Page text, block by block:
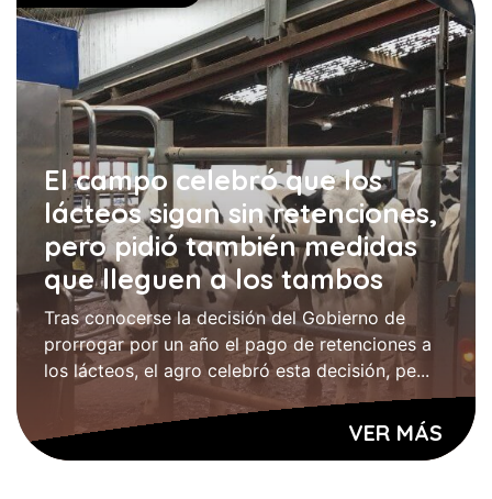
El campo celebró que los
lácteos sigan sin retenciones,
pero pidió también medidas
que lleguen a los tambos
Tras conocerse la decisión del Gobierno de
prorrogar por un año el pago de retenciones a
los lácteos, el agro celebró esta decisión, pe...
VER MÁS